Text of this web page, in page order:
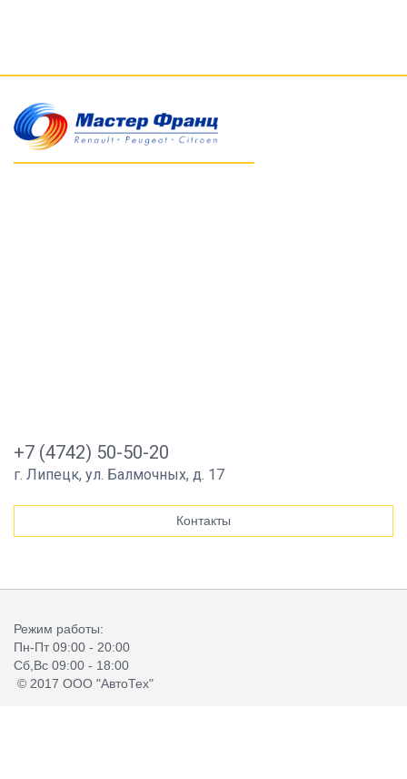
+7 (4742) 50-50-20
г. Липецк, ул. Балмочных, д. 17
Контакты
Режим работы:
Пн-Пт 09:00 - 20:00
Сб,Вс 09:00 - 18:00
© 2017 ООО "АвтоТех"